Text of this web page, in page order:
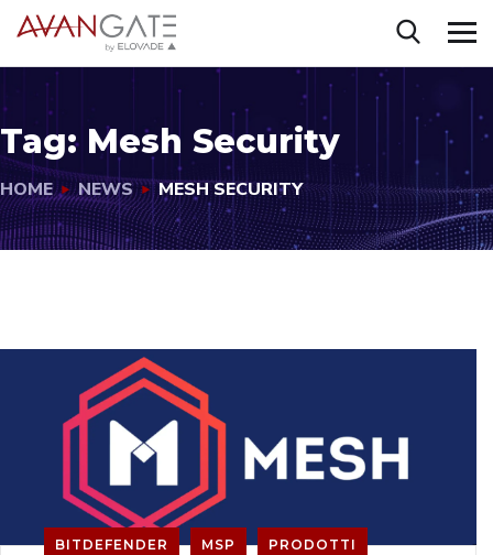
Tag: Mesh Security
HOME NEWS MESH SECURITY
BITDEFENDER MSP PRODOTTI